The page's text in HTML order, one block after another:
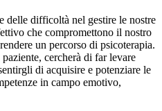
delle difficoltà nel gestire le nostre
che compromettono il nostro
un percorso di psicoterapia.
cercherà di far levare
di acquisire e potenziare le
in campo emotivo,